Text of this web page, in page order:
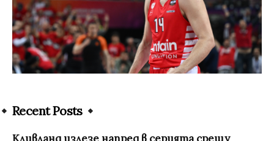
Recent Posts